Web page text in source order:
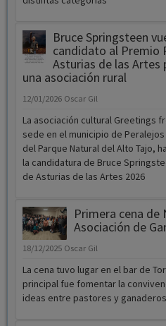
Bruce Springsteen
candidato al Premio
Asturias de las Artes
una asociación rural
12/01/2026 Oscar Gil
La asociación cultural Greetings
sede en el municipio de
del Parque Natural del Alto Tajo,
la candidatura de Bruce
de Asturias de las Artes 2026
Primera cena de
Asociación de
18/12/2025 Oscar Gil
La cena tuvo lugar en el bar de
principal fue fomentar la
ideas entre pastores y ganaderos